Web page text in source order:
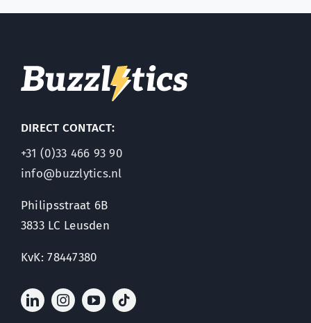
DIRECT CONTACT:
+31 (0)33 466 93 90
info@buzzlytics.nl
Philipsstraat 6B
3833 LC Leusden
KvK: 78447380